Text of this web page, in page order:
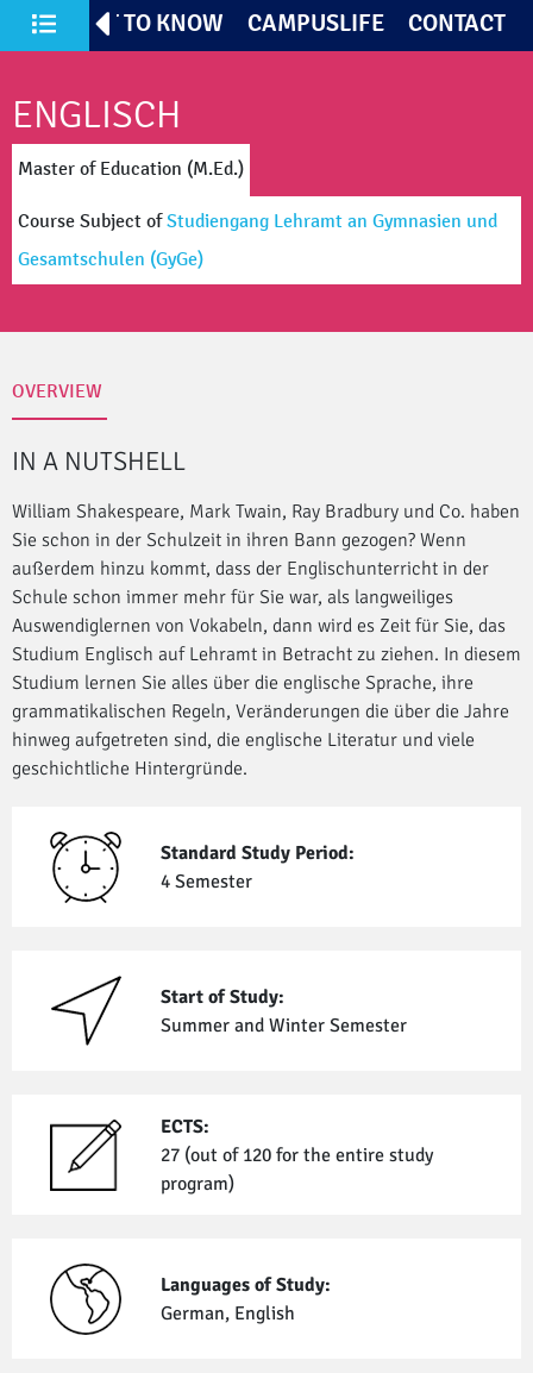
All Courses of Study
GET TO KNOW CAMPUSLIFE CONTACT
ENGLISCH
Master of Education (M.Ed.)
Course Subject ofStudiengang Lehramt an Gymnasien und
Gesamtschulen (GyGe)
OVERVIEW
IN A NUTSHELL
William Shakespeare, Mark Twain, Ray Bradbury und Co. haben
Sie schon in der Schulzeit in ihren Bann gezogen? Wenn
außerdem hinzu kommt, dass der Englischunterricht in der
Schule schon immer mehr für Sie war, als langweiliges
Auswendiglernen von Vokabeln, dann wird es Zeit für Sie, das
Studium Englisch auf Lehramt in Betracht zu ziehen. In diesem
Studium lernen Sie alles über die englische Sprache, ihre
grammatikalischen Regeln, Veränderungen die über die Jahre
hinweg aufgetreten sind, die englische Literatur und viele
geschichtliche Hintergründe.
Standard Study Period:
4 Semester
Start of Study:
Summer and Winter Semester
ECTS:
27 (out of 120 for the entire study
program)
Languages of Study:
German, English